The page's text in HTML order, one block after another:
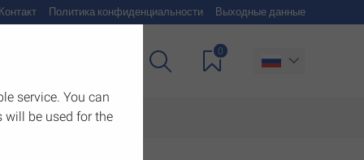
Политика конфиденциальности Выходные данные
0
service. You can
will be used for the